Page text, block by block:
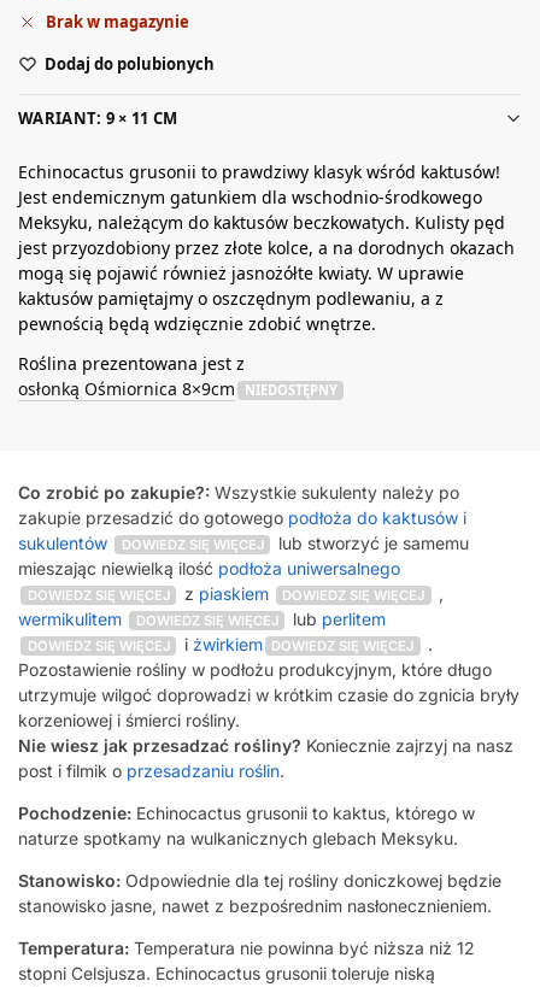
Brak w magazynie
Dodaj do polubionych
WARIANT: 9 × 11 CM
Echinocactus grusonii to prawdziwy klasyk wśród kaktusów!
Jest endemicznym gatunkiem dla wschodnio-środkowego
Meksyku, należącym do kaktusów beczkowatych. Kulisty pęd
jest przyozdobiony przez złote kolce, a na dorodnych okazach
mogą się pojawić również jasnożółte kwiaty. W uprawie
kaktusów pamiętajmy o oszczędnym podlewaniu, a z
pewnością będą wdzięcznie zdobić wnętrze.
Roślina prezentowana jest z
osłonką Ośmiornica 8×9cm
NIEDOSTĘPNY
Co zrobić po zakupie?: Wszystkie sukulenty należy po
zakupie przesadzić do gotowego podłoża do kaktusów i
sukulentów
DOWIEDZ SIĘ WIĘCEJ
lub stworzyć je samemu
mieszając niewielką ilość podłoża uniwersalnego
DOWIEDZ SIĘ WIĘCEJ z piaskiem DOWIEDZ SIĘ WIĘCEJ
,
wermikulitem
DOWIEDZ SIĘ WIĘCEJ lub perlitem
DOWIEDZ SIĘ WIĘCEJ i żwirkiem DOWIEDZ SIĘ WIĘCEJ
.
Pozostawienie rośliny w podłożu produkcyjnym, które długo
utrzymuje wilgoć doprowadzi w krótkim czasie do zgnicia bryły
korzeniowej i śmierci rośliny.
Nie wiesz jak przesadzać rośliny? Koniecznie zajrzyj na nasz
post i filmik o przesadzaniu roślin.
Pochodzenie: Echinocactus grusonii to kaktus, którego w
naturze spotkamy na wulkanicznych glebach Meksyku.
Stanowisko: Odpowiednie dla tej rośliny doniczkowej będzie
stanowisko jasne, nawet z bezpośrednim nasłonecznieniem.
Temperatura: Temperatura nie powinna być niższa niż 12
stopni Celsjusza. Echinocactus grusonii toleruje niską